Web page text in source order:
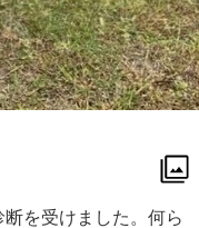
を受けました。何ら